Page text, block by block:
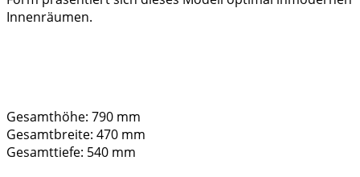
Innenräumen.
Gesamthöhe: 790 mm
Gesamtbreite: 470 mm
Gesamttiefe: 540 mm